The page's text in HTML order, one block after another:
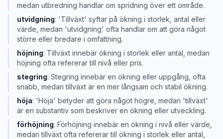
medan utbredning handlar om spridning över ett område.
utvidgning: 'Tillväxt' syftar på ökning i storlek, antal eller
värde, medan 'utvidgning' ofta handlar om att göra något
större eller bredare i omfattning.
höjning: Tillväxt innebär ökning i storlek eller antal, medan
höjning ofta refererar till nivå eller pris.
stegring: Stegring innebär en ökning eller uppgång, ofta
snabb, medan tillväxt är en mer långsam och stabil ökning.
höja: 'Höja' betyder att göra något högre, medan 'tillväxt'
är en substantiv som beskriver en ökning eller utveckling.
förhöjning: Förhöjning innebär en ökning i nivå eller värde,
medan tillväxt ofta refererar till ökning i storlek eller antal,